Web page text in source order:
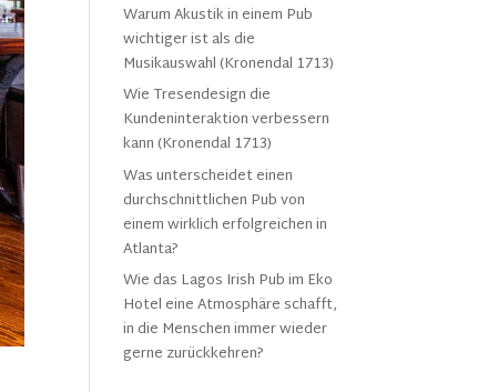
Warum Akustik in einem Pub
wichtiger ist als die
Musikauswahl (Kronendal 1713)
Wie Tresendesign die
Kundeninteraktion verbessern
kann (Kronendal 1713)
Was unterscheidet einen
durchschnittlichen Pub von
einem wirklich erfolgreichen in
Atlanta?
Wie das Lagos Irish Pub im Eko
Hotel eine Atmosphäre schafft,
in die Menschen immer wieder
gerne zurückkehren?